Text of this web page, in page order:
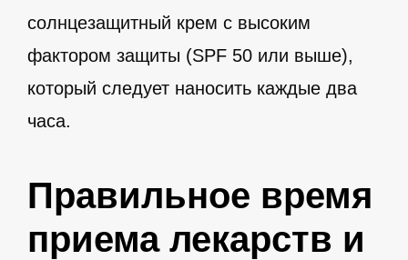
солнцезащитный крем с высоким
фактором защиты (SPF 50 или выше),
который следует наносить каждые два
часа.
Правильное время
приема лекарств и